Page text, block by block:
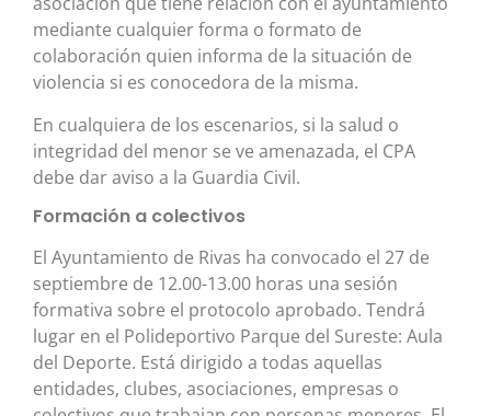
mediante cualquier forma o formato de
colaboración quien informa de la situación de
violencia si es conocedora de la misma.
En cualquiera de los escenarios, si la salud o
integridad del menor se ve amenazada, el CPA
debe dar aviso a la Guardia Civil.
Formación a colectivos
El Ayuntamiento de Rivas ha convocado el 27 de
septiembre de 12.00-13.00 horas una sesión
formativa sobre el protocolo aprobado. Tendrá
lugar en el Polideportivo Parque del Sureste: Aula
del Deporte. Está dirigido a todas aquellas
entidades, clubes, asociaciones, empresas o